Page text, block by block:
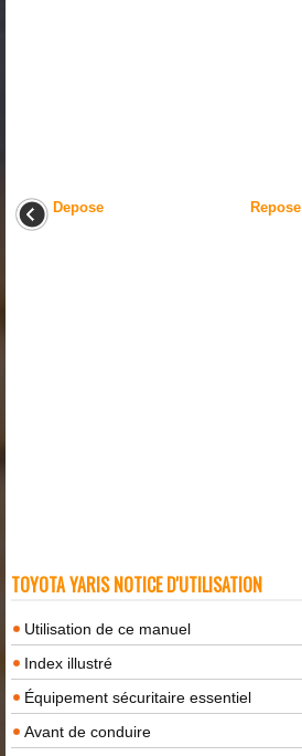
Depose Repose
TOYOTA YARIS NOTICE D'UTILISATION
Utilisation de ce manuel
Index illustré
Équipement sécuritaire essentiel
Avant de conduire